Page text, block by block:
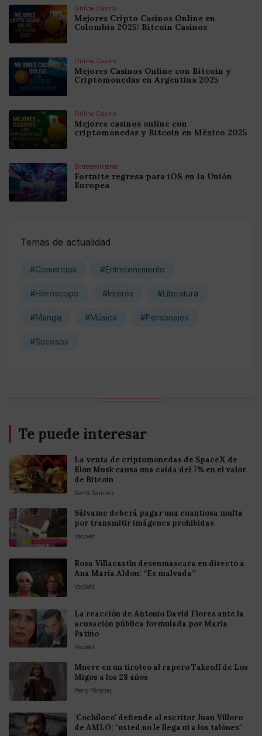
Online Casino
Mejores Cripto Casinos Online en
Colombia 2025: Bitcoin Casinos
Online Casino
Mejores Casinos Online con Bitcoin y
Criptomonedas en Argentina 2025
Online Casino
Mejores casinos online con
criptomonedas y Bitcoin en México 2025
Entretenimiento
Fortnite regresa para iOS en la Unión
Europea
Temas de actualidad
#Comercios #Entretenimiento
#Horóscopo #Interés #Literatura
#Manga #Música #Personajes
#Sucesos
Te puede interesar
La venta de criptomonedas de SpaceX de
Elon Musk causa una caída del 7% en el valor
de Bitcoin
Santi Ramirez
Sálvame deberá pagar una cuantiosa multa
por transmitir imágenes prohibidas
VecoVet
Rosa Villacastín desenmascara en directo a
Ana María Aldon: “Es malvada”
VecoVet
La reacción de Antonio David Flores ante la
acusación pública formulada por María
Patiño
VecoVet
Muere en un tiroteo al rapero Takeoff de Los
Migos a los 28 años
Perro Páramo
'Cochiloco' defiende al escritor Juan Villoro
de AMLO: "usted no le llega ni a los talónes"